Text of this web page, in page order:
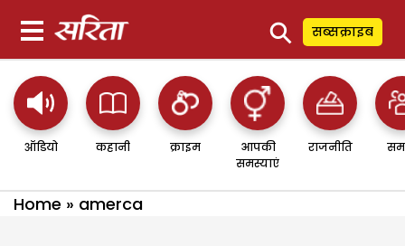
⚲ सब्सक्राइब
ऑडियो कहानी क्राइम
आपकी
समस्याएं
राजनीति
Home » amerca